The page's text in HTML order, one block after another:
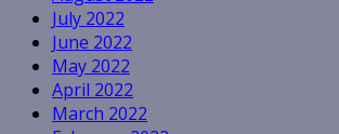
July 2022
June 2022
May 2022
April 2022
March 2022